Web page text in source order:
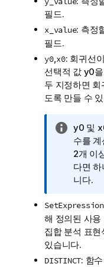
필드.
x_value: 측정
필드.
y0,x0: 회귀선
선택적 값 y0
두 지정하면
도록 만들 수
정
보
메
모
y0 및
수를
2개 이
다면
니다.
SetExpression
해 정의된 사용
집합 분석 표
있습니다.
DISTINCT: 함